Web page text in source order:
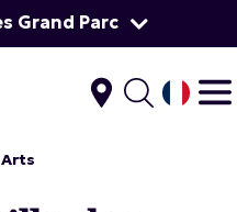
Grand Parc
Arts